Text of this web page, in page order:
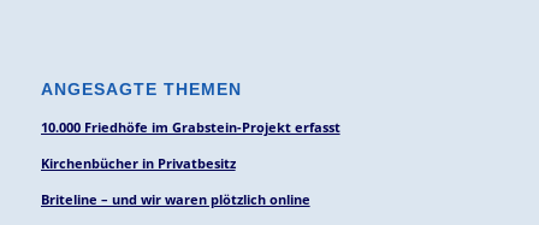
ANGESAGTE THEMEN
10.000 Friedhöfe im Grabstein-Projekt erfasst
Kirchenbücher in Privatbesitz
Briteline – und wir waren plötzlich online